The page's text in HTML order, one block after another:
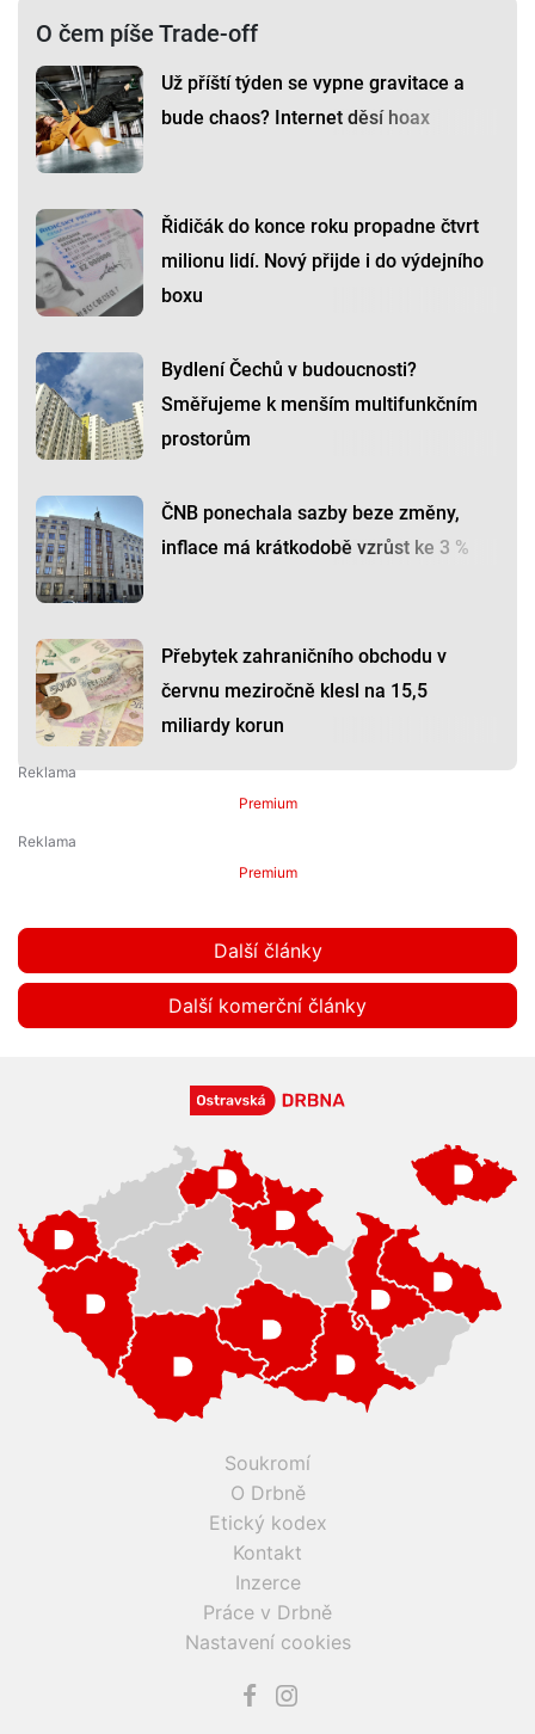
O čem píše Trade-off
Už příští týden se vypne gravitace a
bude chaos? Internet děsí hoax
Řidičák do konce roku propadne čtvrt
milionu lidí. Nový přijde i do výdejního
boxu
Bydlení Čechů v budoucnosti?
Směřujeme k menším multifunkčním
prostorům
ČNB ponechala sazby beze změny,
inflace má krátkodobě vzrůst ke 3 %
Přebytek zahraničního obchodu v
červnu meziročně klesl na 15,5
miliardy korun
Premium
Premium
Další články
Další komerční články
Soukromí
O Drbně
Etický kodex
Kontakt
Inzerce
Práce v Drbně
Nastavení cookies